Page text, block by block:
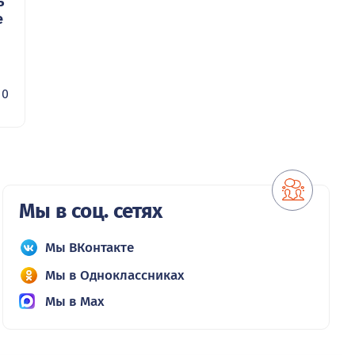
0
Мы в соц. сетях
Мы ВКонтакте
Мы в Одноклассниках
Мы в Max